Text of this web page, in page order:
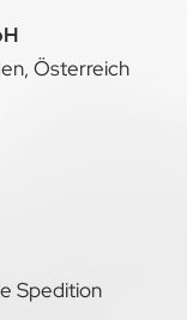
Österreich
Spedition